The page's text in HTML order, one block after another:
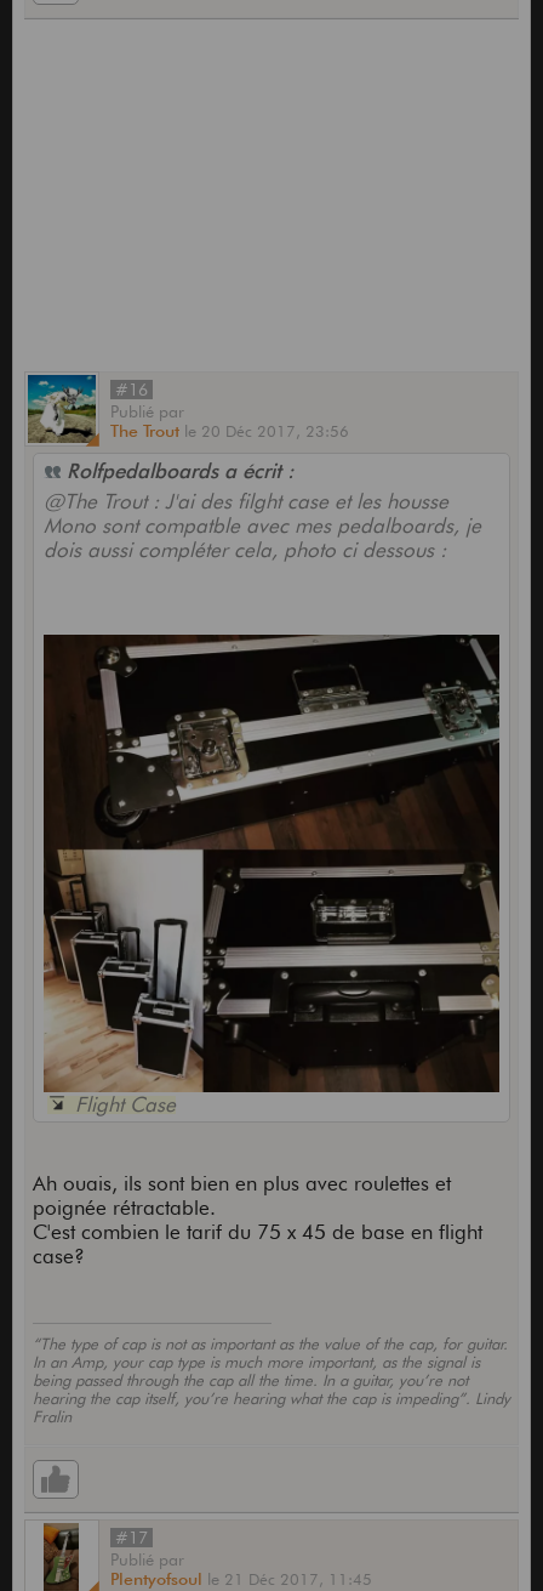
#16
Publié par
The Trout le 20 Déc 2017, 23:56
Rolfpedalboards a écrit :
@The Trout : J'ai des filght case et les housse
Mono sont compatble avec mes pedalboards, je
dois aussi compléter cela, photo ci dessous :
Flight Case
Ah ouais, ils sont bien en plus avec roulettes et
poignée rétractable.
C'est combien le tarif du 75 x 45 de base en flight
case?
“The type of cap is not as important as the value of the cap, for guitar.
In an Amp, your cap type is much more important, as the signal is
being passed through the cap all the time. In a guitar, you’re not
hearing the cap itself, you’re hearing what the cap is impeding”. Lindy
Fralin
#17
Publié par
Plentyofsoul le 21 Déc 2017, 11:45